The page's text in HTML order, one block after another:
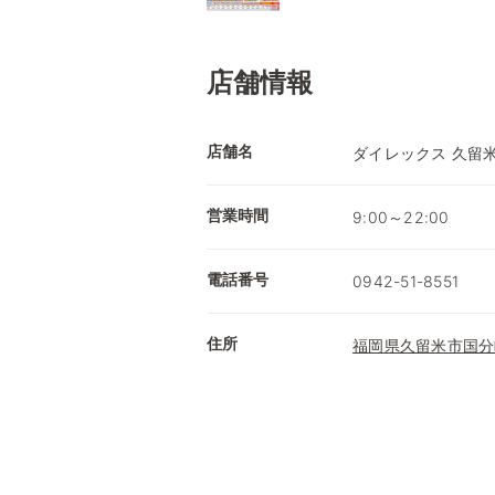
店舗情報
店舗名 ダイレックス 久留
営業時間 9:00～22:00
電話番号 0942-51-8551
住所 福岡県久留米市国